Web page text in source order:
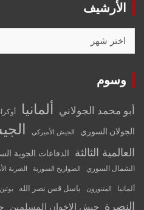
الأرشيف
وسوم
أبو محمد الجولاني ألمانيا
الجولان السوري الجيش الأميركي
العالمية الثالثة
الدفاعات الجوية
الشمال السوري الصواريخ السورية الضربة
ألمانيا المتنورون باسل قس نصر الله بوتين
النصرة
جيش الإخوان المسلمين